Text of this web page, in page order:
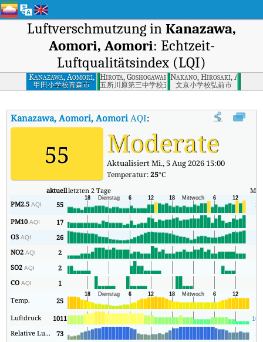
Luftverschmutzung in Kanazawa,
Aomori, Aomori: Echtzeit-
Luftqualitätsindex (LQI)
Kanazawa, Aomori,
Aomori
甲田小学校青森市
Hirota, Goshogawara, Aomori
五所川原第三中学校五所川原市
Nakano, Hirosaki, Aomori
文京小学校弘前市
Kanazawa, Aomori, AomoriAQI: Kanazawa, Aomori, Aomori
55 Moderate
Aktualisiert Mi., 5 Aug 2026 15:00
Temperatur:25°C
aktuellletzten 2 Tage
PM2.5AQI 55
25
PM10AQI 17
O3AQI 26
NO2AQI 2
SO2AQI 2
COAQI 1
Temp.
25
14
Luftdruck
1011
Relative Luftfeuchtigkeit
73
54